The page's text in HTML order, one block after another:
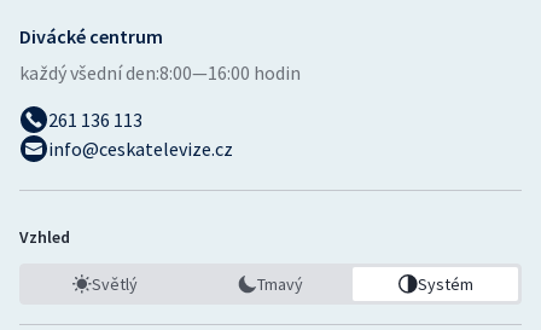
Volejbal
Divácké centrum
každý všední den:8:00—16:00 hodin
261 136 113
info@ceskatelevize.cz
Vzhled
Světlý Tmavý Systém